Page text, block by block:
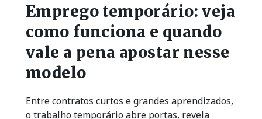
Emprego temporário: veja
como funciona e quando
vale a pena apostar nesse
modelo
Entre contratos curtos e grandes aprendizados,
o trabalho temporário abre portas, revela